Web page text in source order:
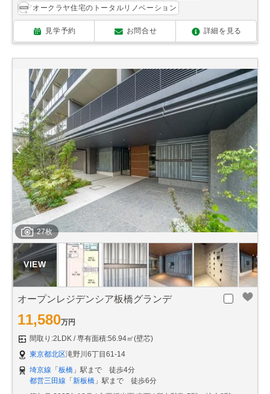
オークラヤ住宅のトータルリノベーション
見学予約 お問合せ 詳細を見る
27枚
オープンレジデンシア板橋グランデ
11,580万円
間取り:2LDK
専有面積:56.94㎡(壁芯)
東京都北区滝野川6丁目61-14
埼京線 「板橋 」駅まで 徒歩4分
都営三田線 「新板橋 」駅まで 徒歩6分